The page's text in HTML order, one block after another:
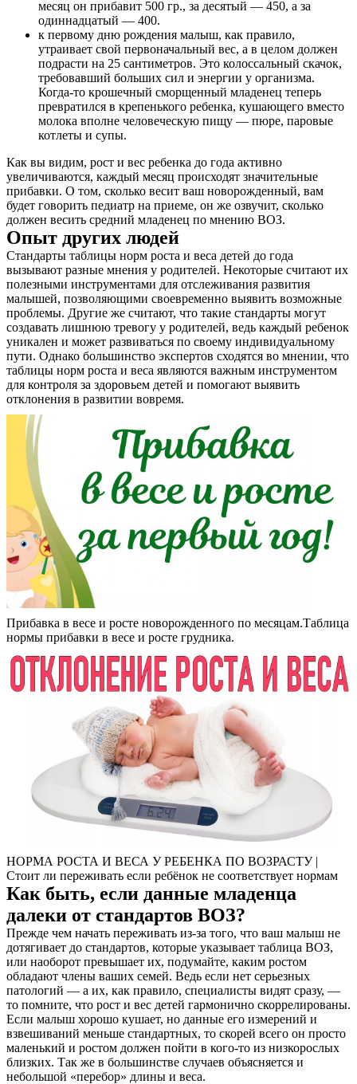
месяц он прибавит 500 гр., за десятый — 450, а за
одиннадцатый — 400.
к первому дню рождения малыш, как правило,
утраивает свой первоначальный вес, а в целом должен
подрасти на 25 сантиметров. Это колоссальный скачок,
требовавший больших сил и энергии у организма.
Когда-то крошечный сморщенный младенец теперь
превратился в крепенького ребенка, кушающего вместо
молока вполне человеческую пищу — пюре, паровые
котлеты и супы.
Как вы видим, рост и вес ребенка до года активно
увеличиваются, каждый месяц происходят значительные
прибавки. О том, сколько весит ваш новорожденный, вам
будет говорить педиатр на приеме, он же озвучит, сколько
должен весить средний младенец по мнению ВОЗ.
Опыт других людей
Стандарты таблицы норм роста и веса детей до года
вызывают разные мнения у родителей. Некоторые считают их
полезными инструментами для отслеживания развития
малышей, позволяющими своевременно выявить возможные
проблемы. Другие же считают, что такие стандарты могут
создавать лишнюю тревогу у родителей, ведь каждый ребенок
уникален и может развиваться по своему индивидуальному
пути. Однако большинство экспертов сходятся во мнении, что
таблицы норм роста и веса являются важным инструментом
для контроля за здоровьем детей и помогают выявить
отклонения в развитии вовремя.
Прибавка в весе и росте новорожденного по месяцам.Таблица
нормы прибавки в весе и росте грудника.
НОРМА РОСТА И ВЕСА У РЕБЕНКА ПО ВОЗРАСТУ |
Стоит ли переживать если ребёнок не соответствует нормам
Как быть, если данные младенца
далеки от стандартов ВОЗ?
Прежде чем начать переживать из-за того, что ваш малыш не
дотягивает до стандартов, которые указывает таблица ВОЗ,
или наоборот превышает их, подумайте, каким ростом
обладают члены ваших семей. Ведь если нет серьезных
патологий — а их, как правило, специалисты видят сразу, —
то помните, что рост и вес детей гармонично скоррелированы.
Если малыш хорошо кушает, но данные его измерений и
взвешиваний меньше стандартных, то скорей всего он просто
маленький и ростом должен пойти в кого-то из низкорослых
близких. Так же в большинстве случаев объясняется и
небольшой «перебор» длины и веса.